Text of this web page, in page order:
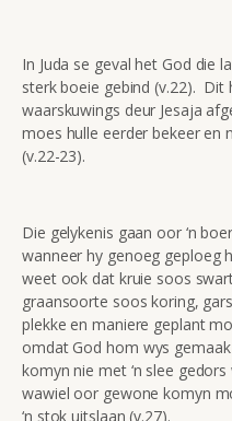
In Juda se geval het God die
sterk boeie gebind (v.22).
waarskuwings deur Jesaja
moes hulle eerder bekeer en
(v.22-23).
Die gelykenis gaan oor ‘n
wanneer hy genoeg geploeg
weet ook dat kruie soos
graansoorte soos koring,
plekke en maniere geplant
omdat God hom wys
komyn nie met ‘n slee
wawiel oor gewone komyn
‘n stok uitslaan (v.27).